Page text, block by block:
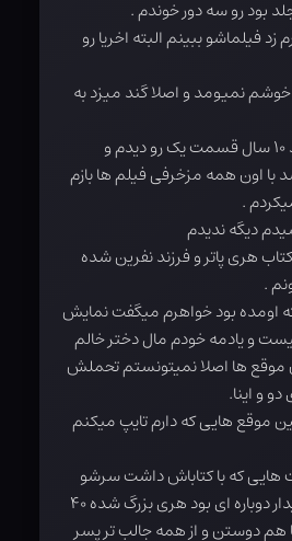
فیلماشو ببینم البته اخریا رو
نمیومد و اصلا گند میزد به
ولی خب نشستم بعد ۱۰ سال قسمت یک رو دیدم و
با اون همه مزخرفی فیلم ها بازم
.
هری پاتر و فرزند نفرین شده
.
اومده بود خواهرم میگفت نمایش
و یادمه خودم مال دختر خالم
موقع ها اصلا نمیتونستم تحملش
و اینا.
موقع هایی که دارم تایپ میکنم
هایی که با کتاباش داشت سرشو
دوست داشتم و یه دیدار دوباره ای بود هری بزرگ شده ۴۰
دوستن و از همه جالب تر پسر